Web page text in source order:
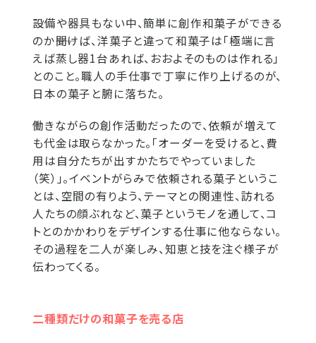
設備や器具もない中、簡単に創作和菓子ができる
のか――聞けば、洋菓子と違って和菓子は「極端に言
えば蒸し器1台あれば、おおよそのものは作れる」
とのこと。職人の手仕事で丁寧に作り上げるのが、
日本の菓子と腑に落ちた。
働きながらの創作活動だったので、依頼が増えて
も代金は取らなかった。「オーダーを受けると、費
用は自分たちが出すかたちでやっていました
（笑）」。イベントがらみで依頼される菓子というこ
とは、空間の有りよう、テーマとの関連性、訪れる
人たちの顔ぶれなど、菓子というモノを通して、コ
トとのかかわりをデザインする仕事に他ならない。
その過程を二人が楽しみ、知恵と技を注ぐ様子が
伝わってくる。
二種類だけの和菓子を売る店